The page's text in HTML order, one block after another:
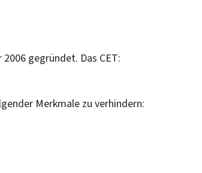
gegründet. Das CET:
Merkmale zu verhindern: